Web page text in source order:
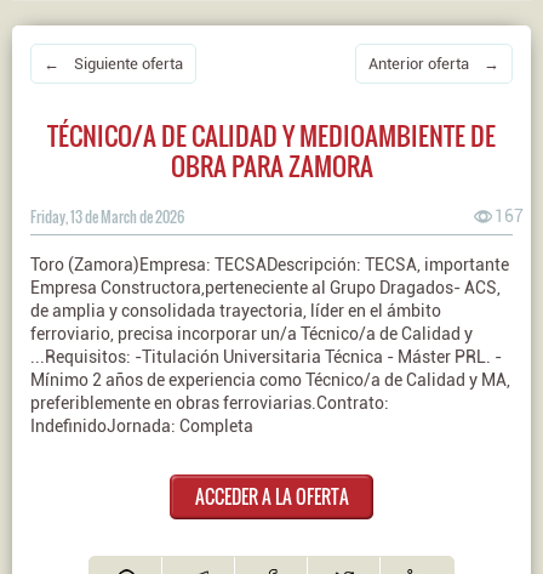
← Siguiente oferta Anterior oferta →
TÉCNICO/A DE CALIDAD Y MEDIOAMBIENTE DE
OBRA PARA ZAMORA
Friday, 13 de March de 2026 167
Toro (Zamora)Empresa: TECSADescripción: TECSA, importante
Empresa Constructora,perteneciente al Grupo Dragados- ACS,
de amplia y consolidada trayectoria, líder en el ámbito
ferroviario, precisa incorporar un/a Técnico/a de Calidad y
...Requisitos: -Titulación Universitaria Técnica - Máster PRL. -
Mínimo 2 años de experiencia como Técnico/a de Calidad y MA,
preferiblemente en obras ferroviarias.Contrato:
IndefinidoJornada: Completa
ACCEDER A LA OFERTA